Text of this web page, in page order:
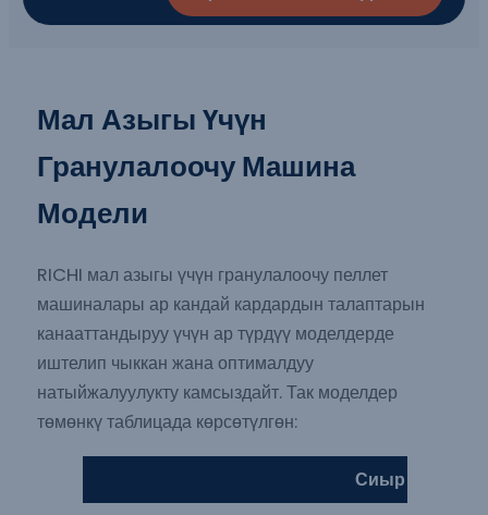
Мал Азыгы Үчүн
Гранулалоочу Машина
Модели
RICHI мал азыгы үчүн гранулалоочу пеллет
машиналары ар кандай кардардын талаптарын
канааттандыруу үчүн ар түрдүү моделдерде
иштелип чыккан жана оптималдуу
натыйжалуулукту камсыздайт. Так моделдер
төмөнкү таблицада көрсөтүлгөн:
Сиыр Азыгы